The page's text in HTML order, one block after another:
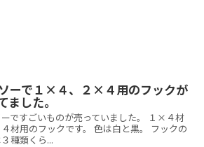
ーで１×４、２×４用のフックが
ました。
ですごいものが売っていました。 １×４材
材用のフックです。 色は白と黒。 フックの
種類くら...